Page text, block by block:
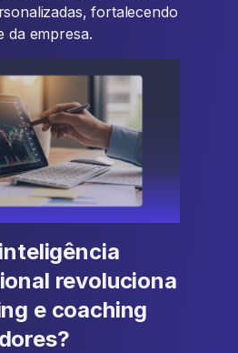
fortalecendo
da empresa.
revoluciona
e coaching